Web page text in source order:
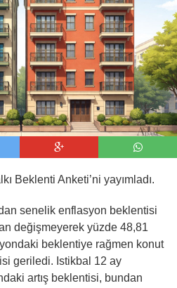
Tiran’a
Beklenti Anketi’ni yayımladı.
senelik enflasyon beklentisi
değişmeyerek yüzde 48,81
beklentiye rağmen konut
geriledi. Istikbal 12 ay
artış beklentisi, bundan